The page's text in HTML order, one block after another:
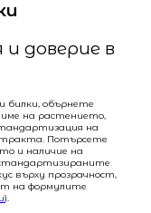
доверие в
билки, обърнете
на растението,
на
Потърсете
и наличие на
върху прозрачност,
на формулите
).